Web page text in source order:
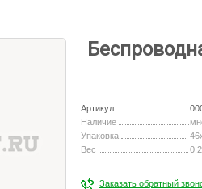
Артикул
Наличие
Упаковка
Вес
Заказать обратный